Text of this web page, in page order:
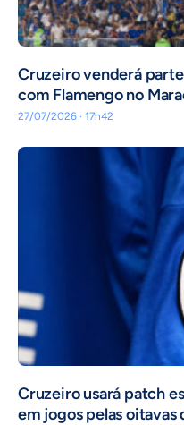
Cruzeiro venderá
com Flamengo no
27/07/2026 · 17h42
Cruzeiro usará patch
em jogos pelas